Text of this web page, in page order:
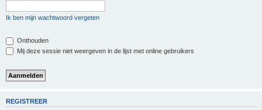
Ik ben mijn wachtwoord vergeten
Onthouden
Mij deze sessie niet weergeven in de lijst met online gebruikers
REGISTREER